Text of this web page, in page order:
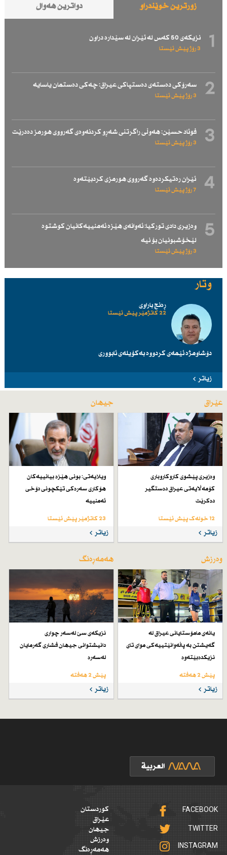
زۆرترین خوێندراو دواترین هەواڵ
1 نزیكەی 50 كەس لە ئێران لە سێدارە دراون
3 رۆژ پێش ئێستا
2 سەرۆكی دەستەی دەستپاكی عیراق: چەكی دەستمان یاسایە
3 رۆژ پێش ئێستا
3 فوئاد حسێن: هەوڵی راگرتنی شەڕو كردنەوەی گەرووی هورمز دەدرێت
3 رۆژ پێش ئێستا
4 ئێران رەتیكردەوە گەرووی هورمزی كردبێتەوە
7 رۆژ پێش ئێستا
5
وەزیری دادی توركیا: ئەوانەی هێزە ئەمنییەكانیان كوشتوە
لێخۆشبونیان بۆ نیە
3 رۆژ پێش ئێستا
وتار
ڕەنج باراوی
22 کاتژمێر پێش ئێستا
دۆشاومژە ئێمەی کردووە بەکۆیلەی ئابووری
زیاتر
عێراق
وەزیری پێشوی كاروكاروباری
كۆمەڵایەتی عیراق دەستگیر
دەكرێت
12 خولەک پێش ئێستا
زیاتر
جیهان
ویلایەتی: بونی هێزە بیانییەكان
هۆكاری سەرەكی تێكچونی دۆخی
ئەمنییە
23 کاتژمێر پێش ئێستا
زیاتر
وەرزش
یانەی مامۆستایانی عیراق لە
گەیشتن بە پاڵەوانێتییەكی موای تای
نزیكدەبێتەوە
پێش 2 هەفتە
زیاتر
هەمەڕەنگ
نزیكەی سێ لەسەر چواری
دانیشتوانی جیهان فشاری گەرمایان
لەسەرە
پێش 2 هەفتە
زیاتر
FACEBOOK
TWITTER
INSTAGRAM
کوردستان
عێراق
جیهان
وەرزش
هەمەڕەنگ